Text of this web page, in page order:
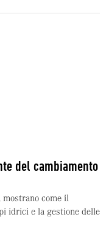
del cambiamento
come il
idrici e la gestione delle